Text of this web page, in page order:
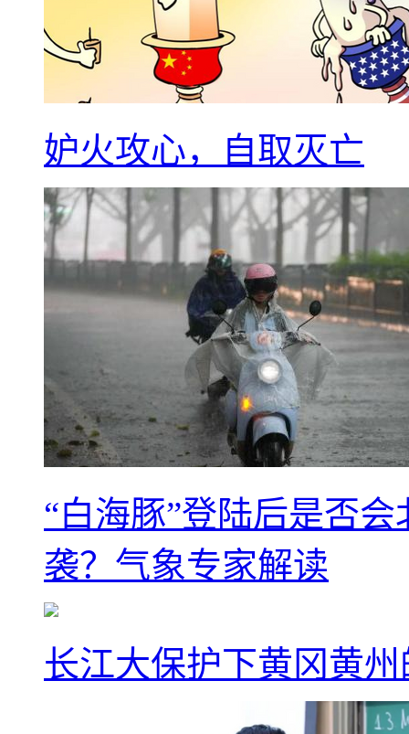
妒火攻心，自取灭亡
“白海豚”登陆后是否
袭？气象专家解读
长江大保护下黄冈黄